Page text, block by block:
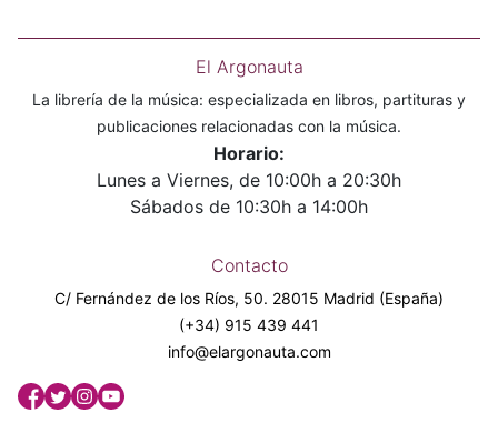
El Argonauta
La librería de la música: especializada en libros, partituras y
publicaciones relacionadas con la música.
Horario:
Lunes a Viernes, de 10:00h a 20:30h
Sábados de 10:30h a 14:00h
Contacto
C/ Fernández de los Ríos, 50. 28015 Madrid (España)
(+34) 915 439 441
info@elargonauta.com